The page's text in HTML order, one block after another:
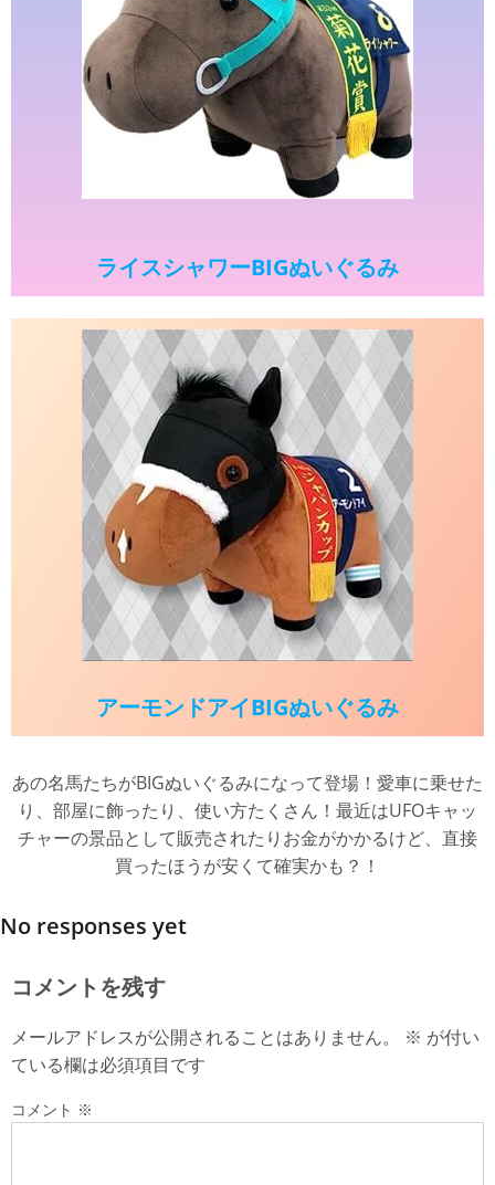
ライスシャワーBIGぬいぐるみ
アーモンドアイBIGぬいぐるみ
あの名馬たちがBIGぬいぐるみになって登場！愛車に乗せた
り、部屋に飾ったり、使い方たくさん！最近はUFOキャッ
チャーの景品として販売されたりお金がかかるけど、直接
買ったほうが安くて確実かも？！
No responses yet
コメントを残す
メールアドレスが公開されることはありません。 ※ が付い
ている欄は必須項目です
コメント ※